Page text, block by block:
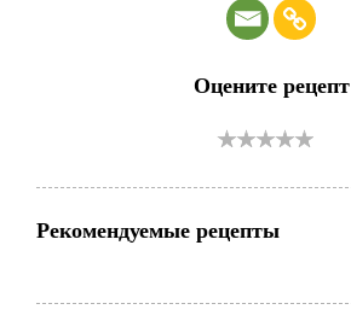
Оцените рецепт
Рекомендуемые рецепты